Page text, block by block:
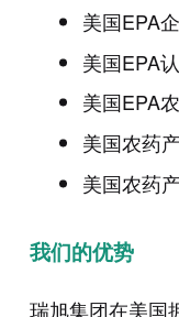
美国EPA
美国EPA
美国EPA
美国农药
美国农药
我们的优势
瑞旭集团在美国